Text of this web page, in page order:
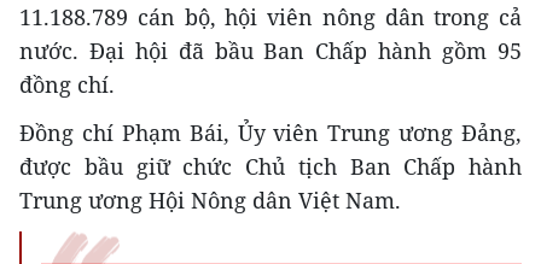
11.188.789 cán bộ, hội viên nông dân trong cả
nước. Đại hội đã bầu Ban Chấp hành gồm 95
đồng chí.
Đồng chí Phạm Bái, Ủy viên Trung ương Đảng,
được bầu giữ chức Chủ tịch Ban Chấp hành
Trung ương Hội Nông dân Việt Nam.